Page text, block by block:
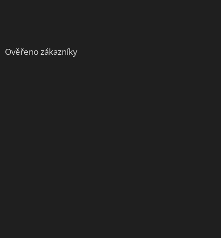
Ověřeno zákazníky